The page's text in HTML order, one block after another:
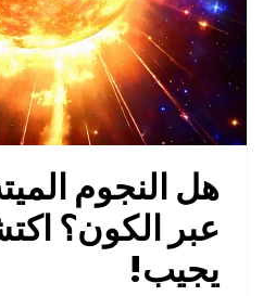
هل النجوم
عبر الكون؟
يجيب!